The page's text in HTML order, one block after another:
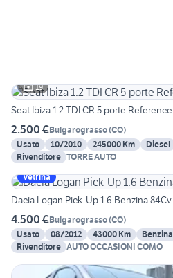
19
Seat Ibiza 1.2 TDI CR 5 porte Reference
2.500 €Bulgarograsso(CO)
Usato
10/2010 245000 Km Diesel
Rivenditore TORRE AUTO
Vetrina
Dacia Logan Pick-Up 1.6 Benzina 84Cv
4.500 €Bulgarograsso(CO)
Usato
08/2012 43000 Km Benzina
Rivenditore AUTO OCCASIONI COMO